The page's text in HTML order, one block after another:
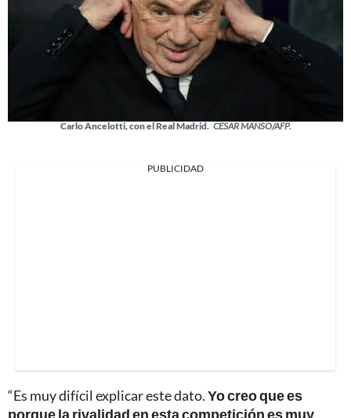
Carlo Ancelotti, con el Real Madrid. CESAR MANSO/AFP.
PUBLICIDAD
“Es muy difícil explicar este dato.Yo creo que es
porque la rivalidad en esta competición es muy